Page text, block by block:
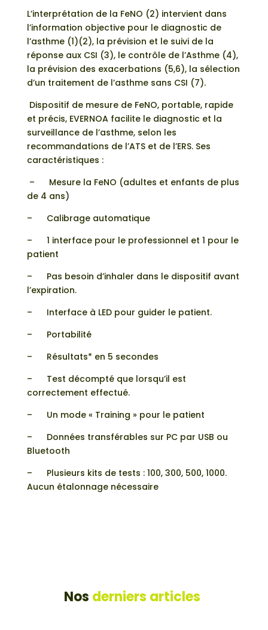
L’interprétation de la FeNO (2) intervient dans
l’information objective pour le diagnostic de
l’asthme (1)(2), la prévision et le suivi de la
réponse aux CSI (3), le contrôle de l’Asthme (4),
la prévision des exacerbations (5,6), la sélection
d’un traitement de l’asthme sans CSI (7).
Dispositif de mesure de FeNO, portable, rapide
et précis, EVERNOA facilite le diagnostic et la
surveillance de l’asthme, selon les
recommandations de l’ATS et de l’ERS. Ses
caractéristiques :
– Mesure la FeNO (adultes et enfants de plus
de 4 ans)
– Calibrage automatique
– 1 interface pour le professionnel et 1 pour le
patient
– Pas besoin d’inhaler dans le dispositif avant
l’expiration.
– Interface à LED pour guider le patient.
– Portabilité
– Résultats* en 5 secondes
– Test décompté que lorsqu’il est
correctement effectué.
– Un mode « Training » pour le patient
– Données transférables sur PC par USB ou
Bluetooth
– Plusieurs kits de tests : 100, 300, 500, 1000.
Aucun étalonnage nécessaire
Nos derniers articles